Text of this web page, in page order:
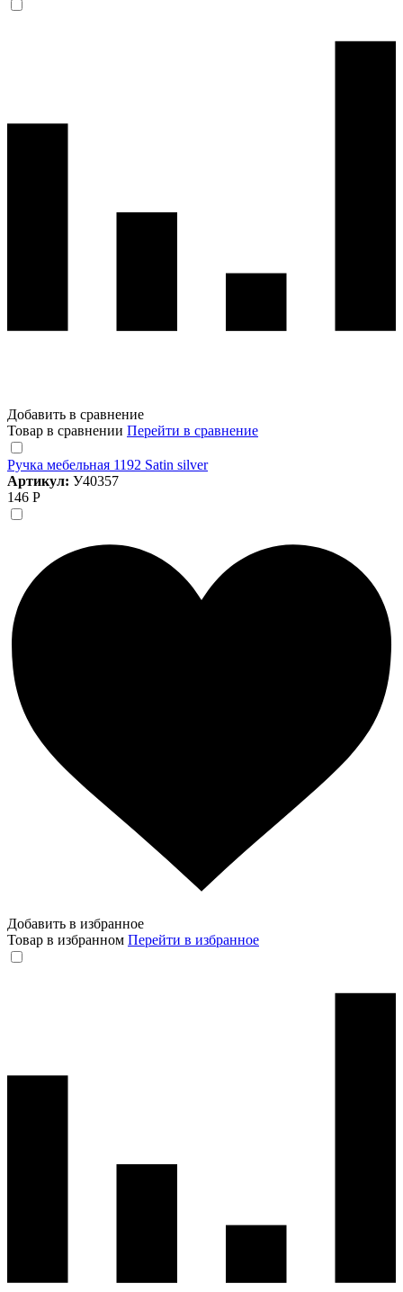
Добавить в сравнение
Товар в сравнении Перейти в сравнение
Ручка мебельная 1192 Satin silver
Артикул: У40357
146 Р
Добавить в избранное
Товар в избранном Перейти в избранное